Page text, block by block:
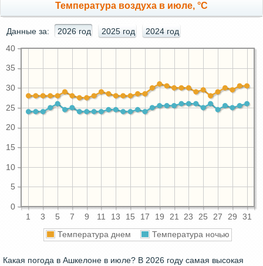
Температура воздуха в июле, °C
Данные за: 2026 год 2025 год 2024 год
1 3 5 7 9 11 13 15 17 19 21 23 25 27 29 31
0
5
10
15
20
25
30
35
40
Температура днем Температура ночью
Какая погода в Ашкелоне в июле? В 2026 году самая высокая